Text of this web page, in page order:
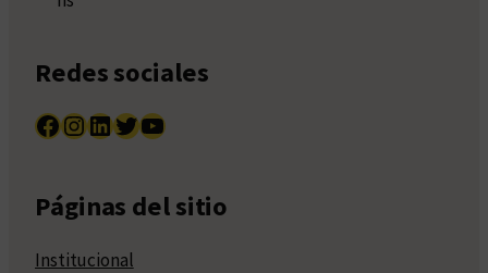
Redes sociales
Facebook InstagramLinkedIn Twitter YouTube
Páginas del sitio
Institucional